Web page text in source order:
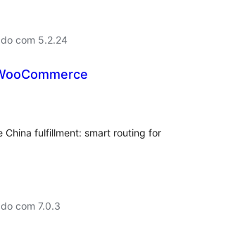
com 5.2.24
China fulfillment: smart routing for
com 7.0.3